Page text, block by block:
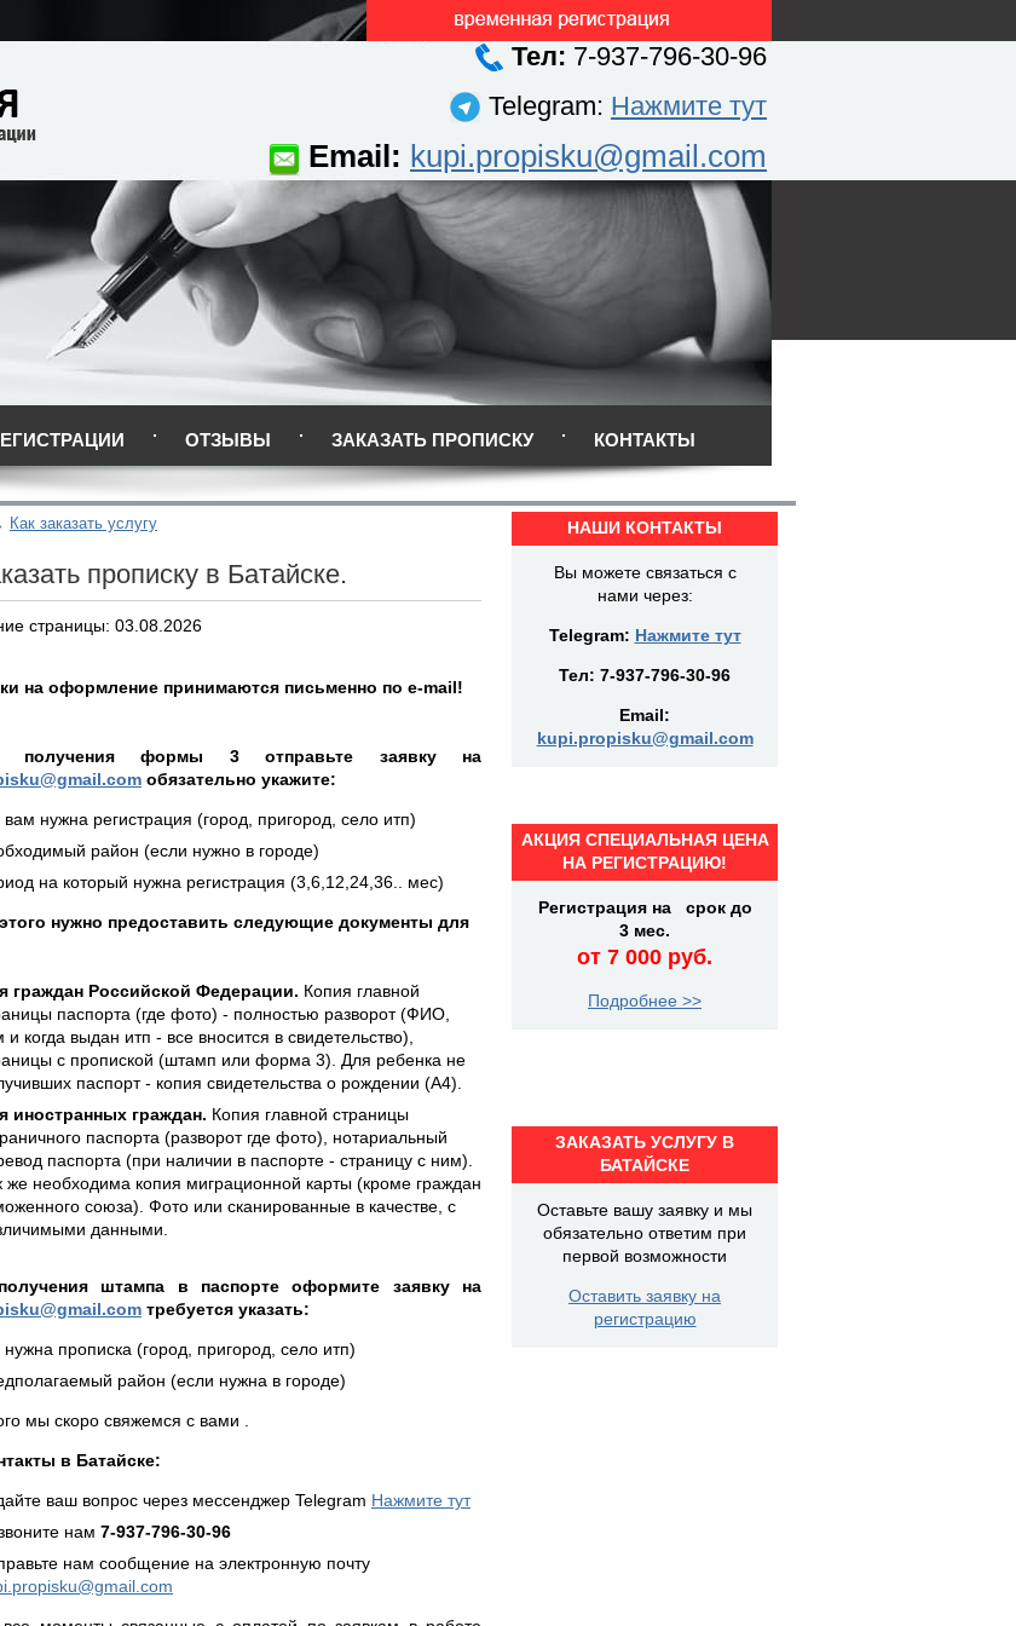
Тел: 7-937-796-30-96
Telegram: Нажмите тут
Email: kupi.propisku@gmail.com
ОТЗЫВЫ ЗАКАЗАТЬ ПРОПИСКУ КОНТАКТЫ
Как заказать услугу
прописку в Батайске.
страницы: 03.08.2026
на оформление принимаются письменно по e-mail!
формы 3 отправьте заявку на
обязательно укажите:
вам нужна регистрация (город, пригород, село итп)
район (если нужно в городе)
на который нужна регистрация (3,6,12,24,36.. мес)
нужно предоставить следующие документы для
граждан Российской Федерации. Копия главной
паспорта (где фото) - полностью разворот (ФИО,
и когда выдан итп - все вносится в свидетельство),
с пропиской (штамп или форма 3). Для ребенка не
паспорт - копия свидетельства о рождении (А4).
иностранных граждан. Копия главной страницы
паспорта (разворот где фото), нотариальный
паспорта (при наличии в паспорте - страницу с ним).
же необходима копия миграционной карты (кроме граждан
союза). Фото или сканированные в качестве, с
данными.
штампа в паспорте оформите заявку на
требуется указать:
нужна прописка (город, пригород, село итп)
район (если нужна в городе)
мы скоро свяжемся с вами .
в Батайске:
ваш вопрос через мессенджер Telegram Нажмите тут
нам 7-937-796-30-96
нам сообщение на электронную почту
НАШИ КОНТАКТЫ
Вы можете связаться с
нами через:
Telegram: Нажмите тут
Тел: 7-937-796-30-96
Email:
kupi.propisku@gmail.com
АКЦИЯ СПЕЦИАЛЬНАЯ ЦЕНА
НА РЕГИСТРАЦИЮ!
Регистрация на срок до
3 мес.
от 7 000 руб.
Подробнее >>
ЗАКАЗАТЬ УСЛУГУ В
БАТАЙСКЕ
Оставьте вашу заявку и мы
обязательно ответим при
первой возможности
Оставить заявку на
регистрацию